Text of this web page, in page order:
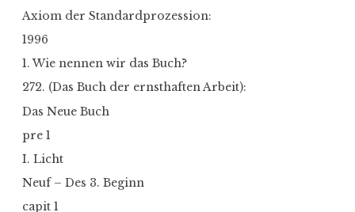
Axiom der Standardprozession:
1996
1. Wie nennen wir das Buch?
272. (Das Buch der ernsthaften Arbeit):
Das Neue Buch
pre 1
I. Licht
Neuf – Des 3. Beginn
capit 1